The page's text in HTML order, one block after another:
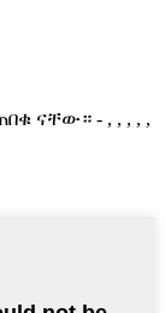
ናቸው። - , , , , ,